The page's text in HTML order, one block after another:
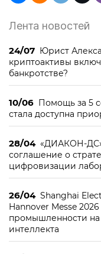
Лента новостей
24/07 Юрист
криптоактивы
банкротстве?
10/06 Помощь за 5
стала доступна
28/04 «ДИАКОН-
соглашение о
цифровизации
26/04 Shanghai
Hannover Messe
промышленности на
интеллекта